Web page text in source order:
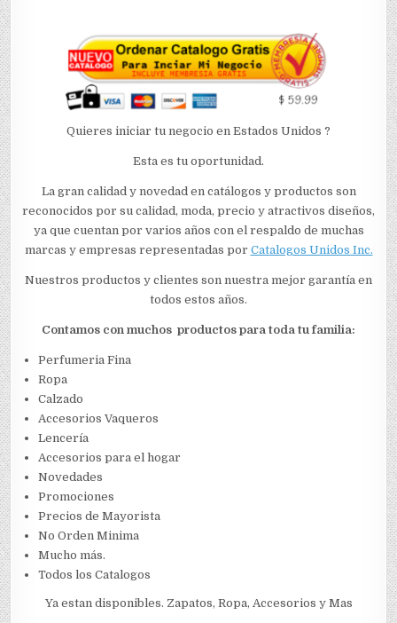
Quieres iniciar tu negocio en Estados Unidos ?
Esta es tu oportunidad.
La gran calidad y novedad en catálogos y productos son
reconocidos por su calidad, moda, precio y atractivos diseños,
ya que cuentan por varios años con el respaldo de muchas
marcas y empresas representadas por Catalogos Unidos Inc.
Nuestros productos y clientes son nuestra mejor garantía en
todos estos años.
Contamos con muchos productos para toda tu familia:
Perfumeria Fina
Ropa
Calzado
Accesorios Vaqueros
Lencería
Accesorios para el hogar
Novedades
Promociones
Precios de Mayorista
No Orden Minima
Mucho más.
Todos los Catalogos
Ya estan disponibles. Zapatos, Ropa, Accesorios y Mas